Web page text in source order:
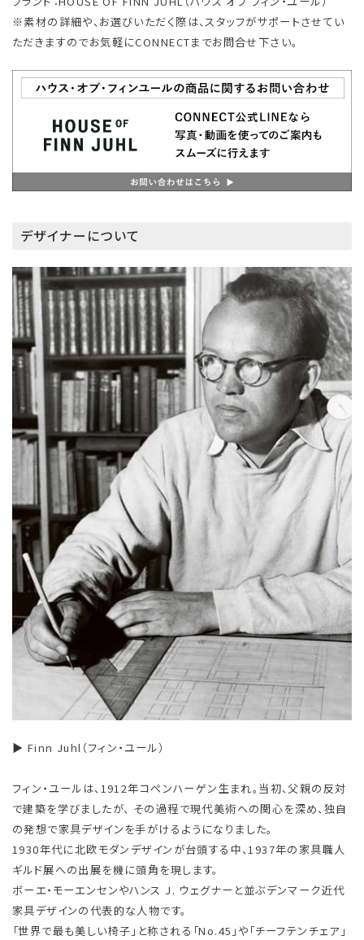
※素材の詳細や、お選びいただく際は、スタッフがサポートさせてい
ただきますのでお気軽にCONNECTまでお問合せ下さい。
デザイナーについて
▶ Finn Juhl（フィン・ユール）
フィン・ユールは、1912年コペンハーゲン生まれ。当初、父親の反対
で建築を学びましたが、 その過程で現代美術への関心を深め、独自
の発想で家具デザインを手がけるようになりました。
1930年代に北欧モダンデザインが台頭する中、1937年の家具職人
ギルド展への出展を機に頭角を現します。
ボーエ・モーエンセンやハンス J. ウェグナーと並ぶデンマーク近代
家具デザインの代表的な人物です。
「世界で最も美しい椅子」と称される「No.45」や「チーフテンチェア」